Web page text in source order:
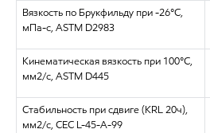
Вязкость по Брукфильду при -26°C,
мПа-с, ASTM D2983
Кинематическая вязкость при 100°C,
мм2/с, ASTM D445
Стабильность при сдвиге (KRL 20ч),
мм2/с, CEC L-45-A-99